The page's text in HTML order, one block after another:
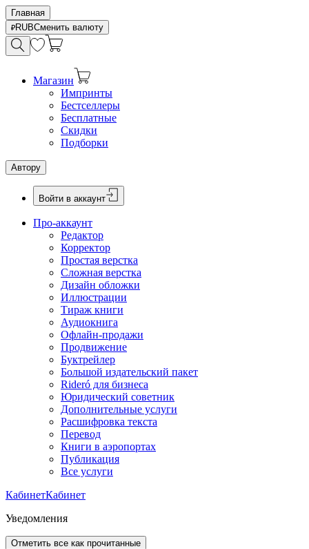
Главная
RUBСменить валюту
Магазин
Импринты
Бестселлеры
Бесплатные
Скидки
Подборки
Автору
Войти в аккаунт
Про-аккаунт
Редактор
Корректор
Простая верстка
Сложная верстка
Дизайн обложки
Иллюстрации
Тираж книги
Аудиокнига
Офлайн-продажи
Продвижение
Буктрейлер
Большой издательский пакет
Rideró для бизнеса
Юридический советник
Дополнительные услуги
Расшифровка текста
Перевод
Книги в аэропортах
Публикация
Все услуги
КабинетКабинет
Уведомления
Отметить все как прочитанные